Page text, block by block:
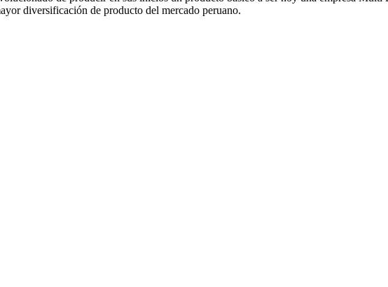
diversificación de producto del mercado peruano.